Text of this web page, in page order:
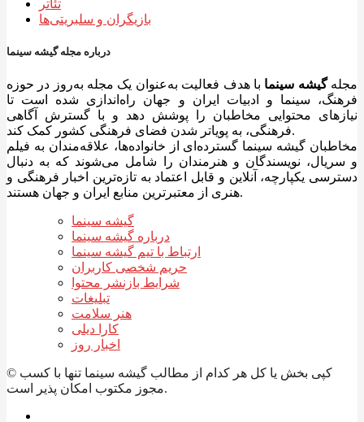
تئاتر
بازیگران و سلبریتی‌ها
درباره مجله گیشه سینما
مجلهگیشه سینما با هدف فعالیت به‌عنوان یک مجله به‌روز در حوزه
فرهنگ، سینما و ادبیات ایران و جهان راه‌اندازی شده است تا
نیازهای محتوایی مخاطبان را پوشش دهد و با گسترش آگاهی
فرهنگی، به پویاتر شدن فضای فرهنگی کشور کمک کند.
مخاطبان گیشه سینما گسترده‌ای از خانواده‌ها، علاقه‌مندان به فیلم
و سریال، نویسندگان و هنرمندان را شامل می‌شوند که به دنبال
دسترسی یکپارچه، آنلاین و قابل اعتماد به تازه‌ترین اخبار فرهنگی و
هنری از معتبرترین منابع ایران و جهان هستند.
گیشه سینما
درباره گیشه سینما
ارتباط با تیم گیشه سینما
حریم شخصی کاربران
شرایط بازنشر محتوا
تبلیغات
هنر سلامت
کارا دیلی
اخبار روز
© کپی بخش یا کل هر کدام از مطالب گیشه سینما تنها با کسب
مجوز مکتوب امکان پذیر است.